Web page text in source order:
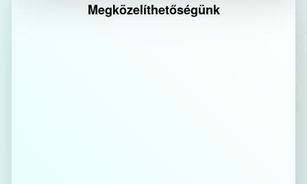
Megközelíthetőségünk